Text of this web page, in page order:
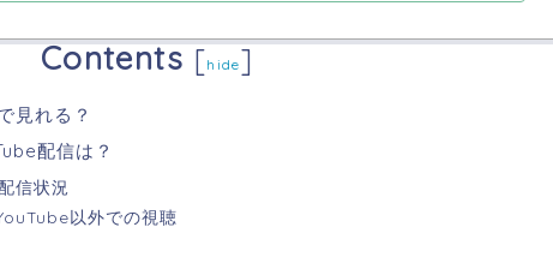
Contents [hide]
見れる？
配信は？
信状況
以外での視聴